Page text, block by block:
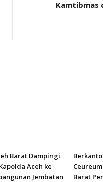
Kamtibmas
Barat Dampingi
Aceh ke
Jembatan
Barat